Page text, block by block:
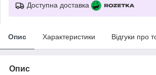
Доступна доставка
Опис Характеристики Відгуки про
Опис